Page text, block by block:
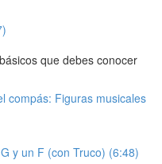
que debes conocer
compás: Figuras musicales
y un F (con Truco) (6:48)